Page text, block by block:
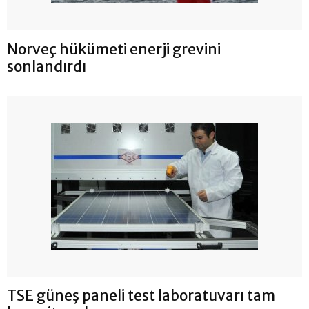
Norveç hükümeti enerji grevini
sonlandırdı
TSE güneş paneli test laboratuvarı tam